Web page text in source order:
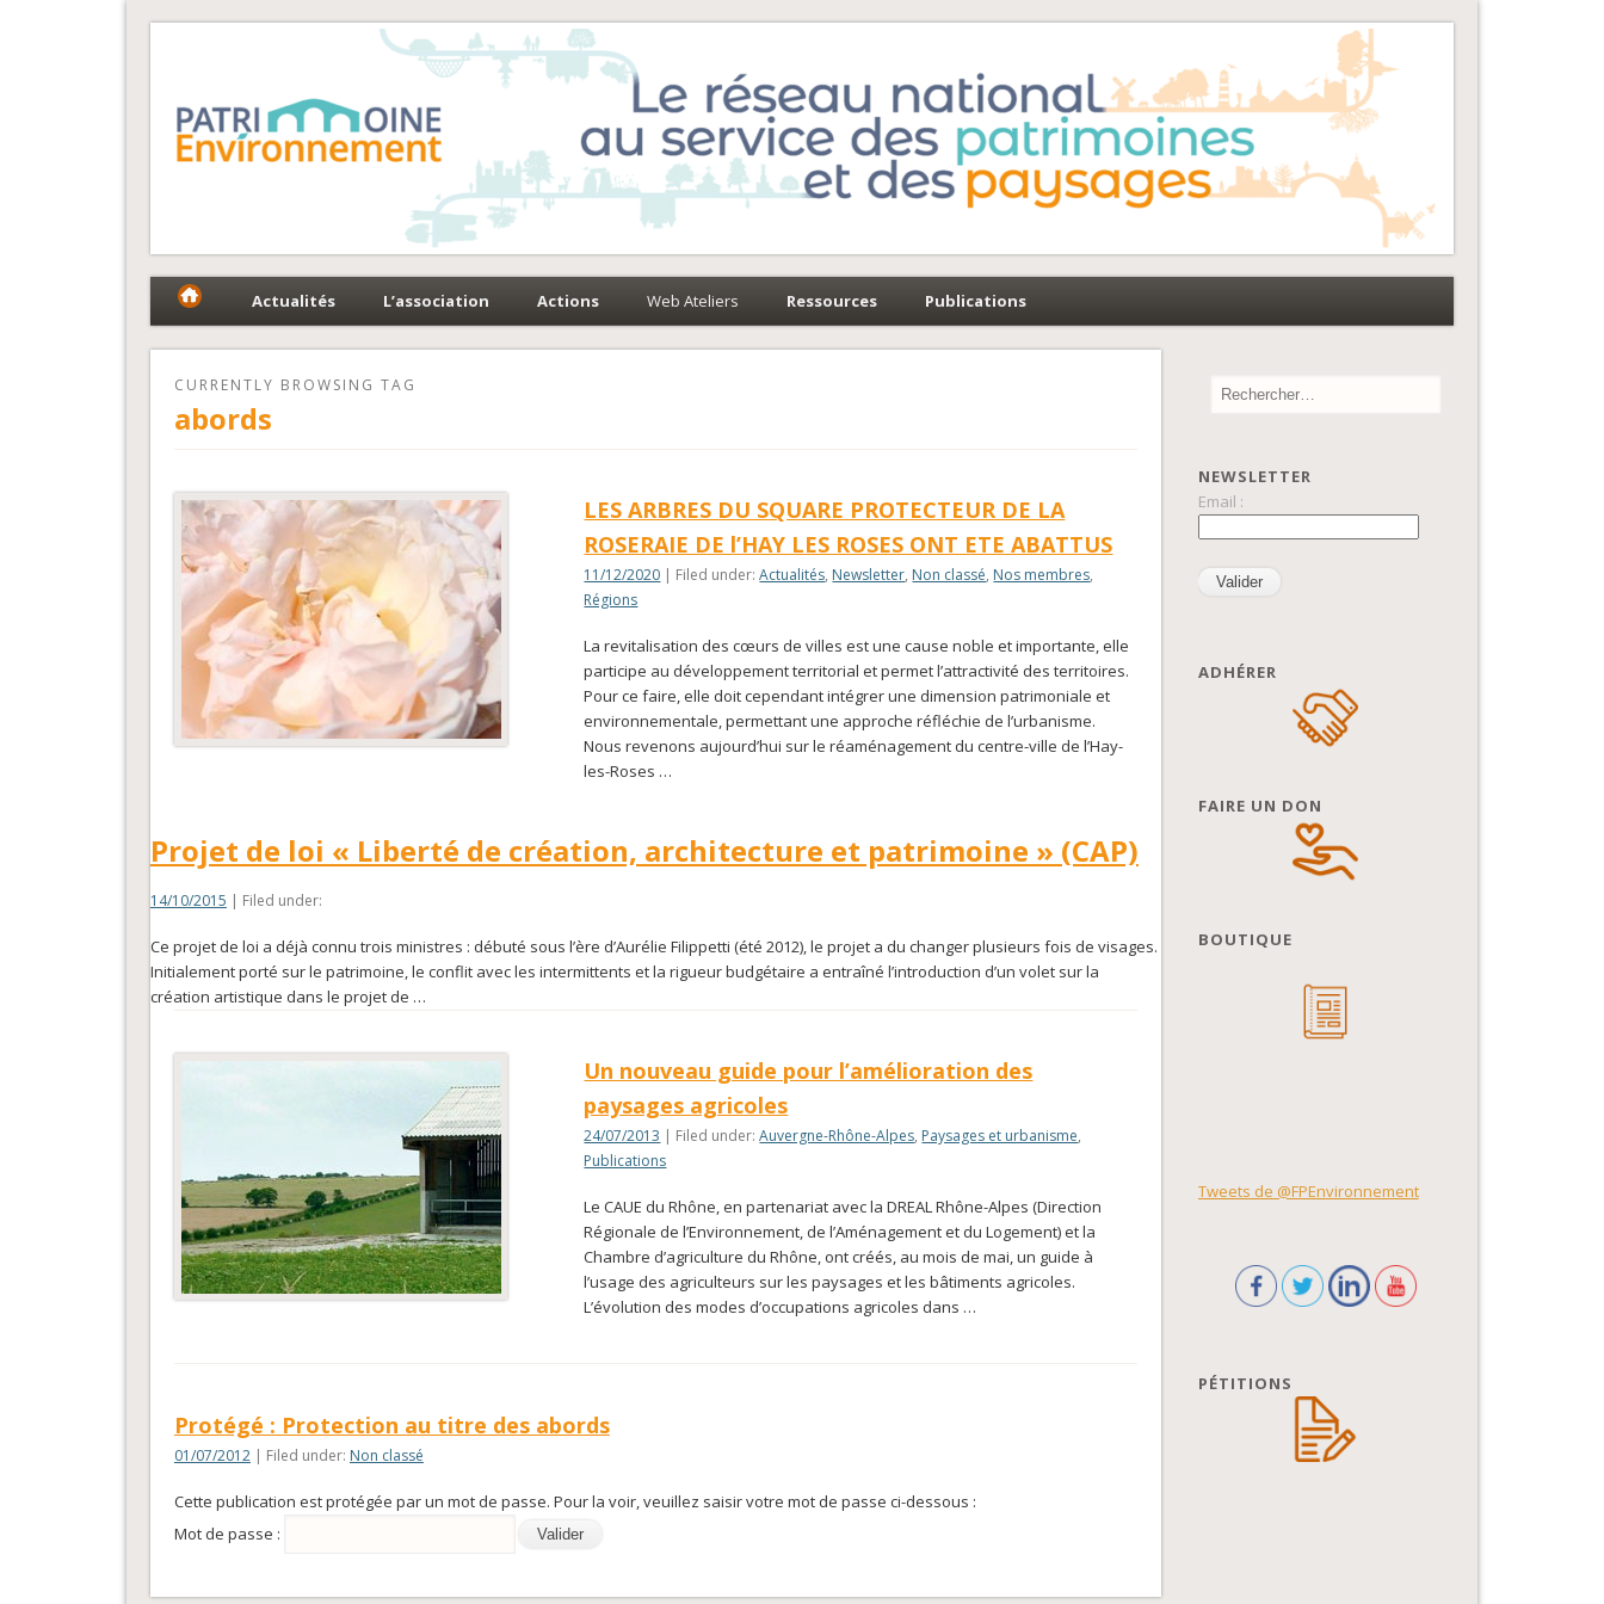
Fédération Patrimoine-Environnement
Actualités L’association Actions Web Ateliers Ressources Publications
CURRENTLY BROWSING TAG
abords
LES ARBRES DU SQUARE PROTECTEUR DE LA
ROSERAIE DE l’HAY LES ROSES ONT ETE ABATTUS
11/12/2020 | Filed under:Actualités, Newsletter, Non classé, Nos membres,
Régions
La revitalisation des cœurs de villes est une cause noble et importante, elle
participe au développement territorial et permet l’attractivité des territoires.
Pour ce faire, elle doit cependant intégrer une dimension patrimoniale et
environnementale, permettant une approche réfléchie de l’urbanisme.
Nous revenons aujourd’hui sur le réaménagement du centre-ville de l’Hay-
les-Roses …
Projet de loi « Liberté de création, architecture et patrimoine » (CAP)
14/10/2015 | Filed under:
Ce projet de loi a déjà connu trois ministres : débuté sous l’ère d’Aurélie Filippetti (été 2012), le projet a du changer plusieurs fois de visages.
Initialement porté sur le patrimoine, le conflit avec les intermittents et la rigueur budgétaire a entraîné l’introduction d’un volet sur la
création artistique dans le projet de …
Un nouveau guide pour l’amélioration des
paysages agricoles
24/07/2013 | Filed under:Auvergne-Rhône-Alpes, Paysages et urbanisme,
Publications
Le CAUE du Rhône, en partenariat avec la DREAL Rhône-Alpes (Direction
Régionale de l’Environnement, de l’Aménagement et du Logement) et la
Chambre d’agriculture du Rhône, ont créés, au mois de mai, un guide à
l’usage des agriculteurs sur les paysages et les bâtiments agricoles.
L’évolution des modes d’occupations agricoles dans …
Protégé : Protection au titre des abords
01/07/2012| Filed under: Non classé
Cette publication est protégée par un mot de passe. Pour la voir, veuillez saisir votre mot de passe ci-dessous :
Mot de passe :
NEWSLETTER
Email :
ADHÉRER
FAIRE UN DON
BOUTIQUE
Tweets de @FPEnvironnement
PÉTITIONS